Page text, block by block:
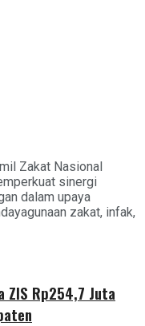
Zakat Nasional
sinergi
dalam upaya
zakat, infak,
ZIS Rp254,7 Juta